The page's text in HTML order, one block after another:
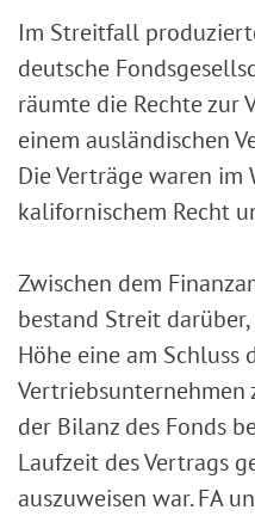
Im Streitfall
deutsche
räumte die Rechte zur
einem ausländischen
Die Verträge waren im
kalifornischem Recht
Zwischen dem
bestand Streit
Höhe eine am Schluss
der Bilanz des Fonds
Laufzeit des Vertrags
auszuweisen war. FA